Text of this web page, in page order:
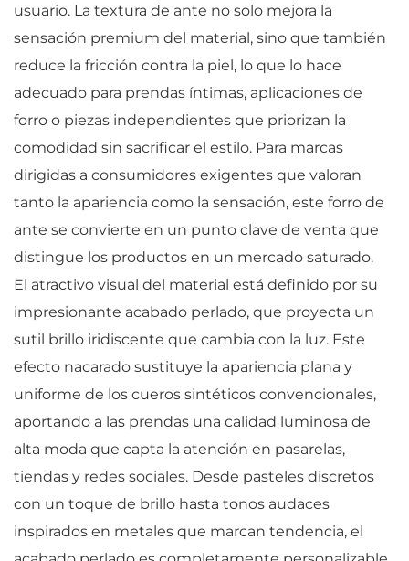
usuario. La textura de ante no solo mejora la
sensación premium del material, sino que también
reduce la fricción contra la piel, lo que lo hace
adecuado para prendas íntimas, aplicaciones de
forro o piezas independientes que priorizan la
comodidad sin sacrificar el estilo. Para marcas
dirigidas a consumidores exigentes que valoran
tanto la apariencia como la sensación, este forro de
ante se convierte en un punto clave de venta que
distingue los productos en un mercado saturado.
El atractivo visual del material está definido por su
impresionante acabado perlado, que proyecta un
sutil brillo iridiscente que cambia con la luz. Este
efecto nacarado sustituye la apariencia plana y
uniforme de los cueros sintéticos convencionales,
aportando a las prendas una calidad luminosa de
alta moda que capta la atención en pasarelas,
tiendas y redes sociales. Desde pasteles discretos
con un toque de brillo hasta tonos audaces
inspirados en metales que marcan tendencia, el